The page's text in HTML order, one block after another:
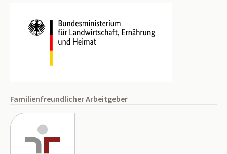
Familienfreundlicher Arbeitgeber